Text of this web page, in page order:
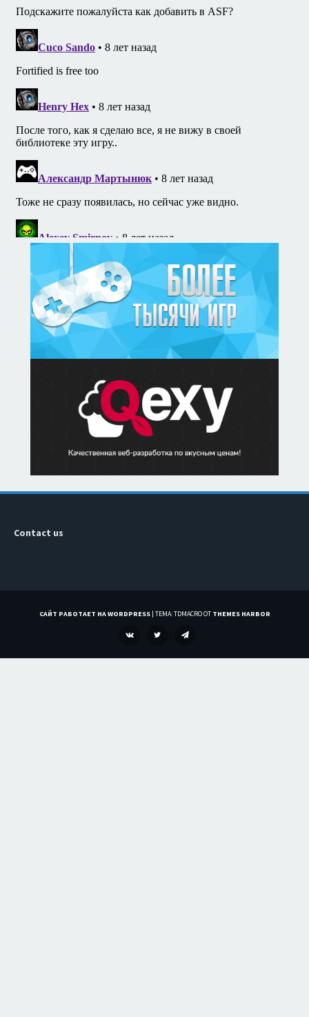
Contact us
САЙТ РАБОТАЕТ НА WORDPRESS | ТЕМА: TDMACRO ОТ THEMES HARBOR
TWITTER